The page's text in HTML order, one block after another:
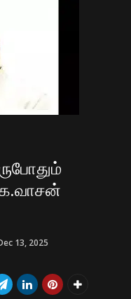
13, 2025